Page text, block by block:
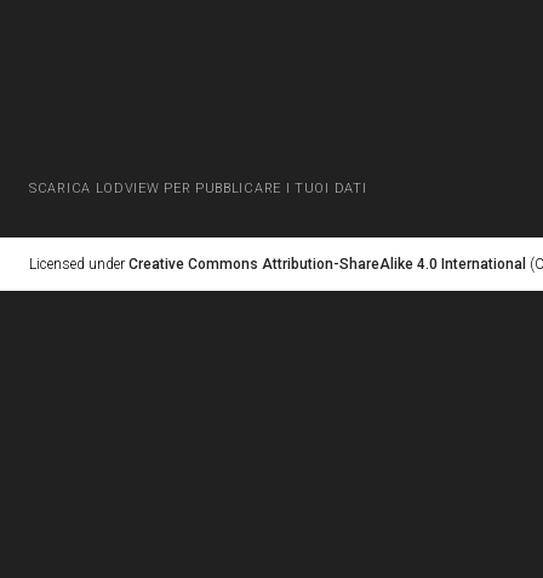
SCARICA LODVIEW PER PUBBLICARE I TUOI DATI
Licensed under Creative Commons Attribution-ShareAlike 4.0 International